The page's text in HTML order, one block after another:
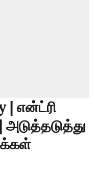
| என்ட்ரி